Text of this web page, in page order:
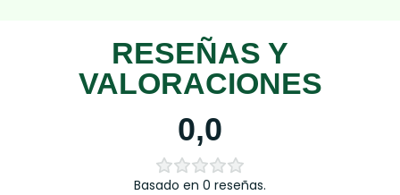
RESEÑAS Y
VALORACIONES
0,0
Basado en 0 reseñas.